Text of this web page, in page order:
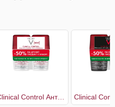
Clinical Control Антиперспірант кульковий проти надмірного потовиділення 96 годин захисту 2х50 мл